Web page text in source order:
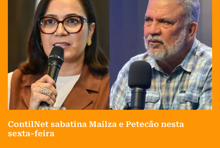
ContilNet sabatina Mailza e Petecão nesta
sexta-feira